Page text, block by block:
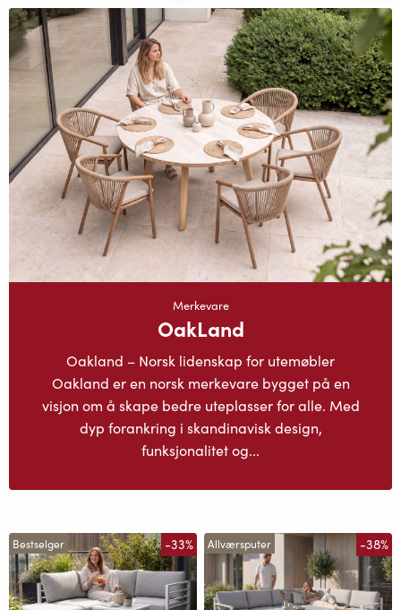
Merkevare
OakLand
Oakland – Norsk lidenskap for utemøbler
Oakland er en norsk merkevare bygget på en
visjon om å skape bedre uteplasser for alle. Med
dyp forankring i skandinavisk design,
funksjonalitet og...
Bestselger -33% Allværsputer -38%